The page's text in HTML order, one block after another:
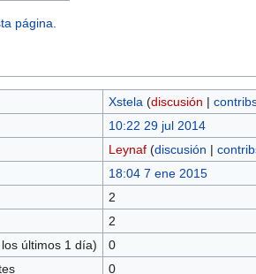
página.
Xstela (discusión |
10:22 29 jul 2014
Leynaf (discusión |
18:04 7 ene 2015
2
2
últimos 1 día)
0
0